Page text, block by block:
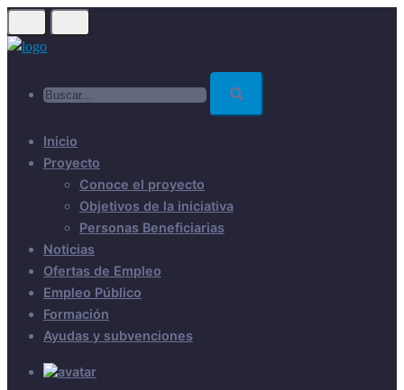
Skip
to
Inicio
Proyecto
Conoce el proyecto
Objetivos de la iniciativa
Personas Beneficiarias
Noticias
Ofertas de Empleo
Empleo Público
Formación
Ayudas y subvenciones